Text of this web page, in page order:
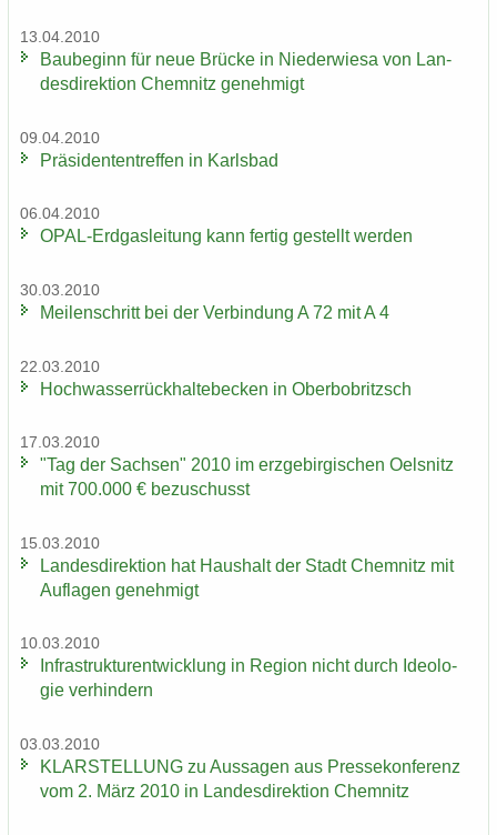
13.04.2010
Bau­be­ginn für neue Brü­cke in Nie­der­wie­sa von Lan­
des­di­rek­ti­on Chem­nitz ge­neh­migt
09.04.2010
Prä­si­den­ten­tref­fen in Karls­bad
06.04.2010
OPAL-​Erdgasleitung kann fer­tig ge­stellt wer­den
30.03.2010
Mei­len­schritt bei der Ver­bin­dung A 72 mit A 4
22.03.2010
Hoch­was­ser­rück­hal­te­be­cken in Ober­bobritzsch
17.03.2010
"Tag der Sach­sen" 2010 im erz­ge­bir­gi­schen Oels­nitz
mit 700.000 € be­zu­schusst
15.03.2010
Lan­des­di­rek­ti­on hat Haus­halt der Stadt Chem­nitz mit
Auf­la­gen ge­neh­migt
10.03.2010
In­fra­struk­tur­ent­wick­lung in Re­gi­on nicht durch Ideo­lo­
gie ver­hin­dern
03.03.2010
KLAR­STEL­LUNG zu Aus­sa­gen aus Pres­se­kon­fe­renz
vom 2. März 2010 in Lan­des­di­rek­ti­on Chem­nitz